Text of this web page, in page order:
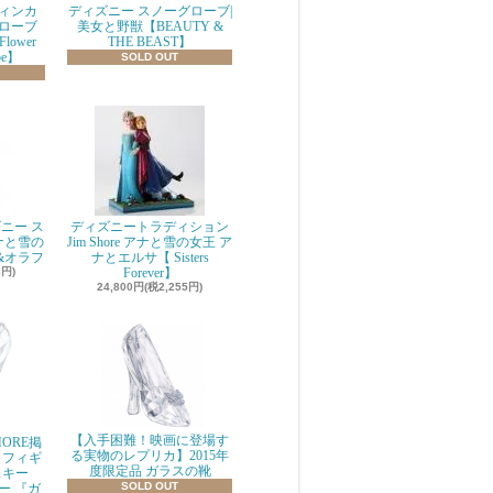
ンカ
ーブ
ディズニー スノーグローブ|
美女と野獣【BEAUTY &
THE BEAST】
SOLD OUT
ー ス
と雪の
オラフ
)
ディズニートラディション
Jim Shore アナと雪の女王 ア
ナとエルサ【 Sisters
Forever】
24,800円(税2,255円)
掲
ィギ
ー
『ガ
【入手困難！映画に登場す
る実物のレプリカ】2015年
度限定品 ガラスの靴
SOLD OUT